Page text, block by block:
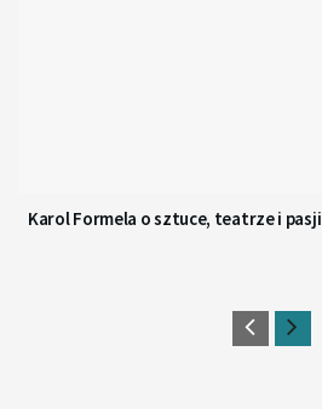
Karol Formela o sztuce, teatrze i pasji